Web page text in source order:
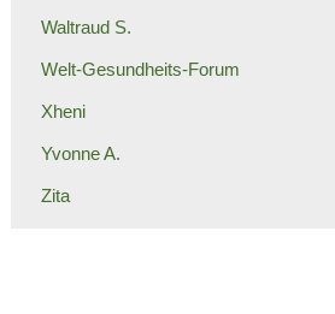
Waltraud S.
Welt-Gesundheits-Forum
Xheni
Yvonne A.
Zita